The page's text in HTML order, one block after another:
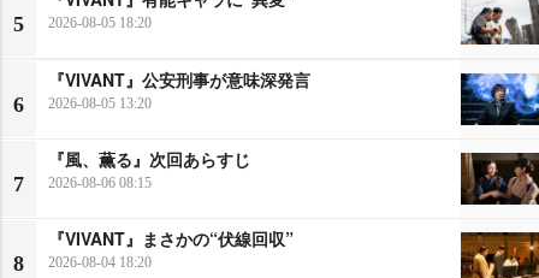
5 2026-08-05 18:20
6
『VIVANT』公安刑事が意味深発言
2026-08-05 13:20
7
『風、薫る』次回あらすじ
2026-08-06 08:15
8
『VIVANT』まさかの“伏線回収”
2026-08-04 18:20